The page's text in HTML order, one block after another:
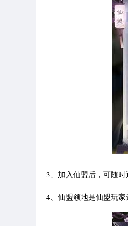
3、加入仙盟后，可随
4、仙盟领地是仙盟玩家